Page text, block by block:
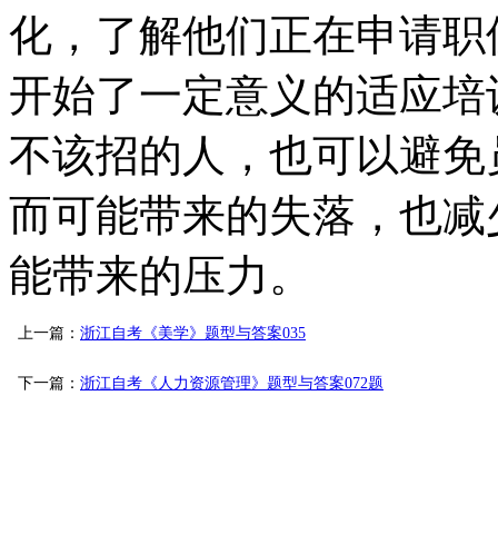
化，了解他们正在申请
开始了一定意义的适应
不该招的人，也可以避
而可能带来的失落，也
能带来的压力。
上一篇： 浙江自考《美学》题型与答案035
下一篇： 浙江自考《人力资源管理》题型与答案072题